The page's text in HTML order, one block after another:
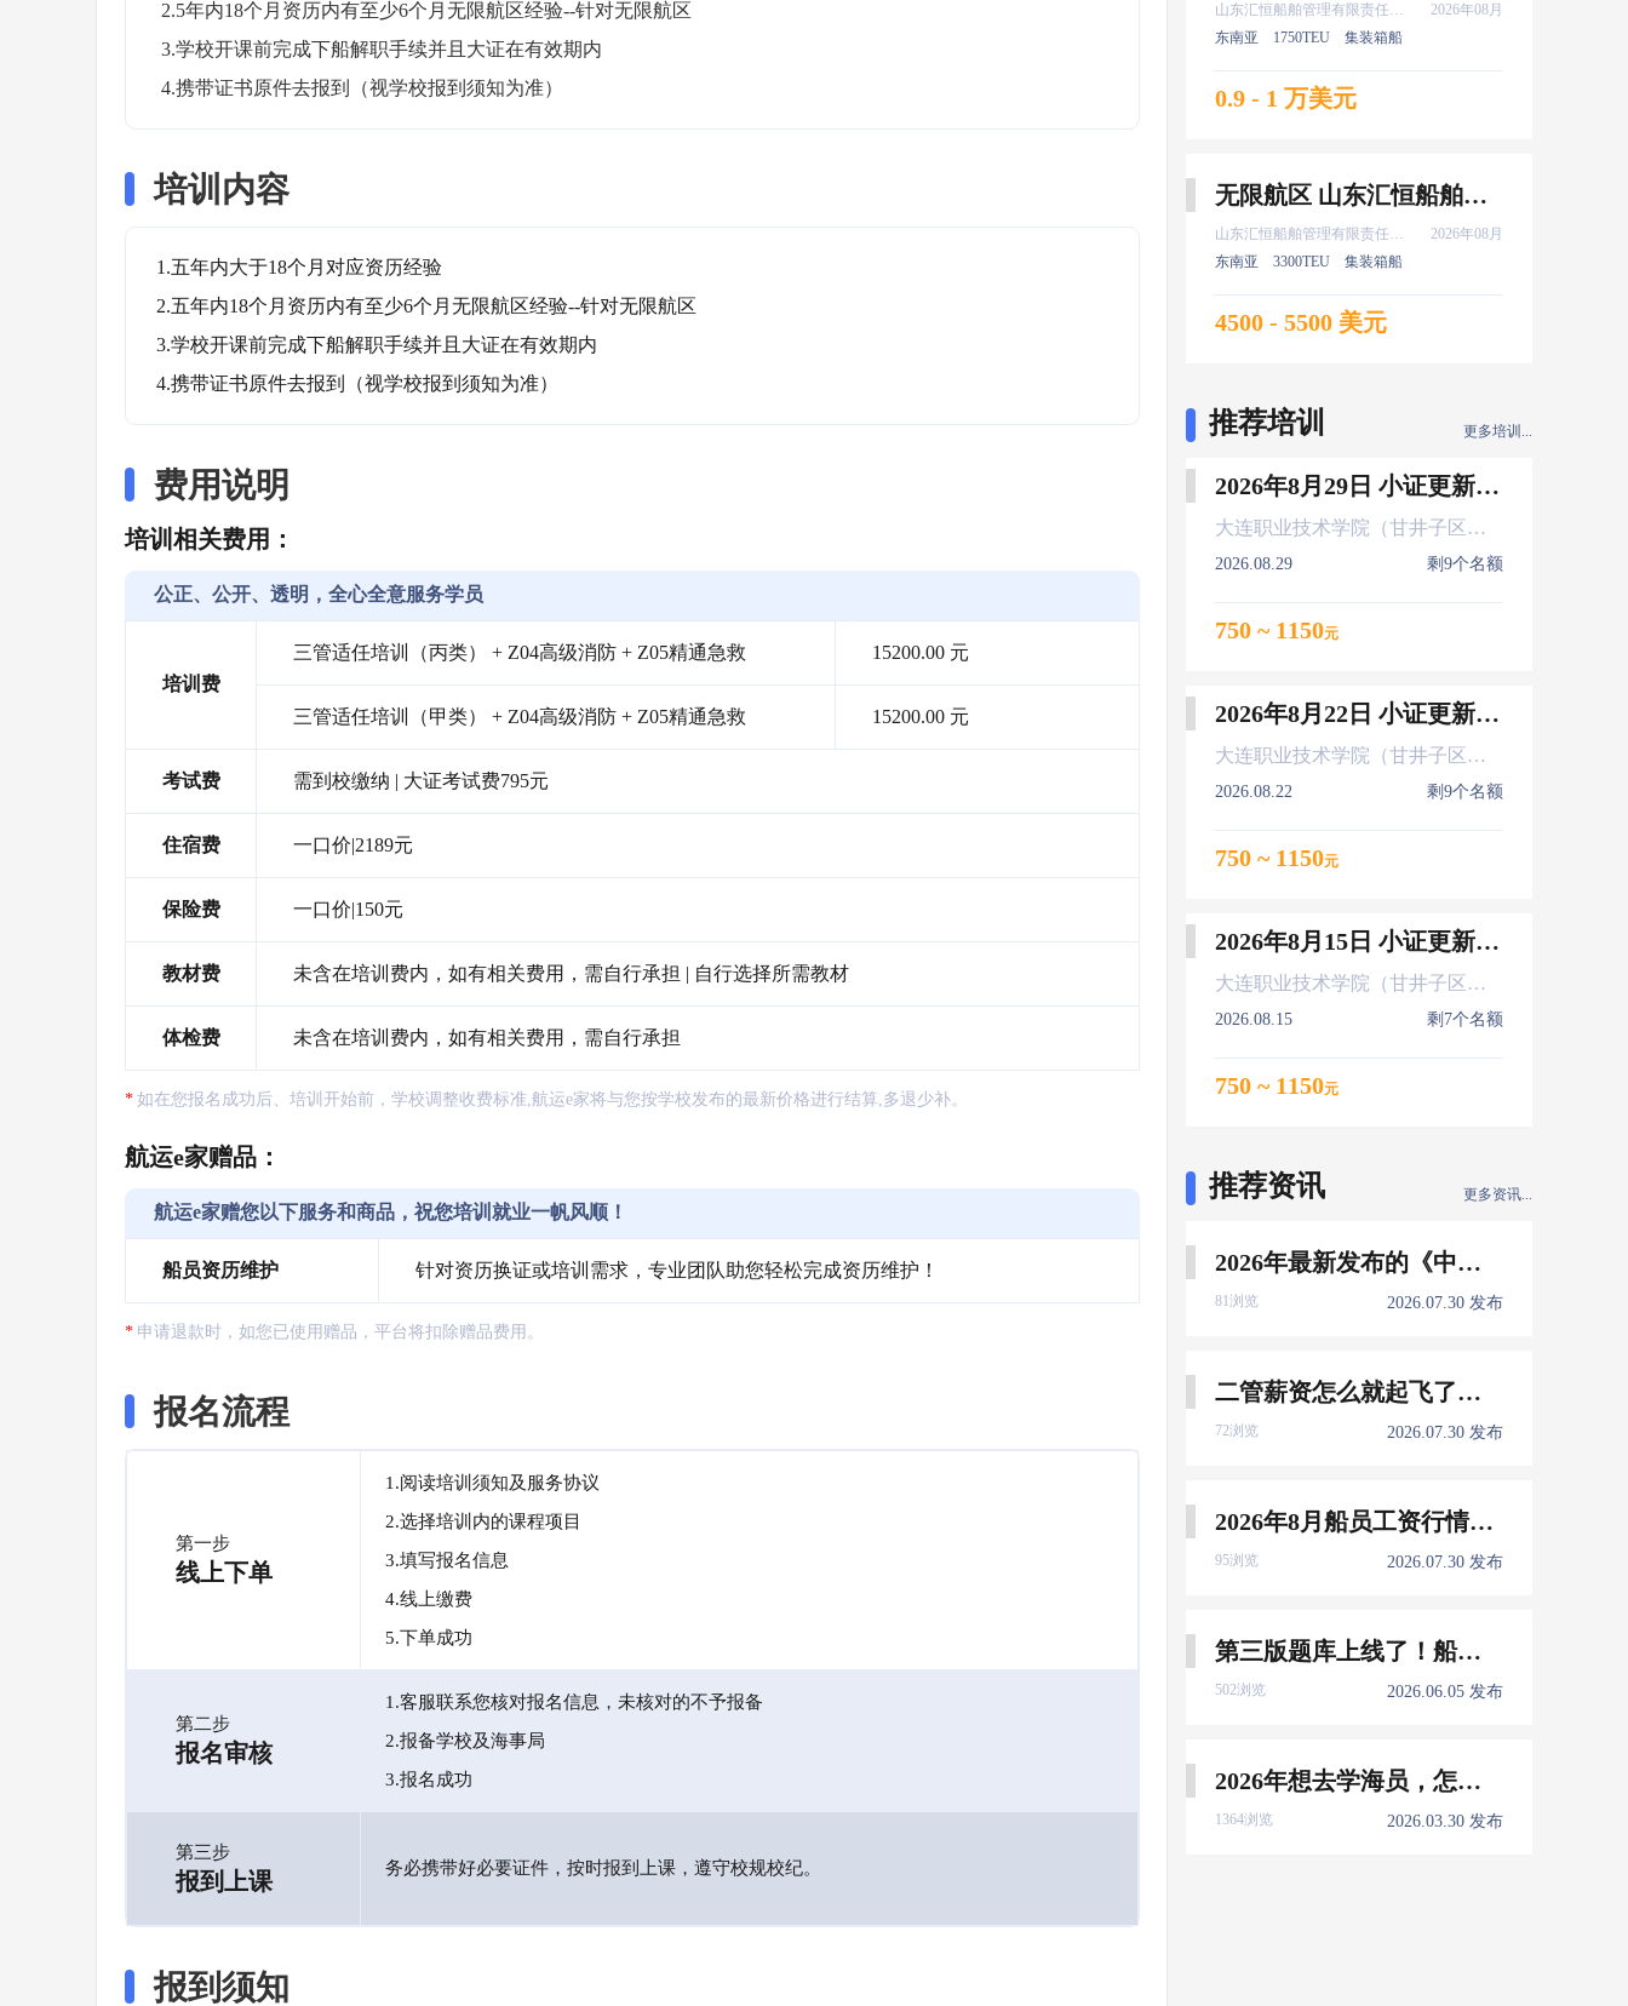
4.携带证书原件去报到（视学校报到须知为准）
培训内容
1.五年内大于18个月对应资历经验
2.五年内18个月资历内有至少6个月无限航区经验--针对无限航区
3.学校开课前完成下船解职手续并且大证在有效期内
4.携带证书原件去报到（视学校报到须知为准）
费用说明
培训相关费用：
公正、公开、透明，全心全意服务学员
培训费
三管适任培训（丙类） + Z04高级消防 + Z05精通急救 15200.00 元
三管适任培训（甲类） + Z04高级消防 + Z05精通急救 15200.00 元
考试费 需到校缴纳 | 大证考试费795元
住宿费 一口价|2189元
保险费 一口价|150元
教材费 未含在培训费内，如有相关费用，需自行承担 | 自行选择所需教材
体检费 未含在培训费内，如有相关费用，需自行承担
如在您报名成功后、培训开始前，学校调整收费标准,航运e家将与您按学校发布的最新价格进行结算,多退少补。
航运e家赠品：
航运e家赠您以下服务和商品，祝您培训就业一帆风顺！
船员资历维护 针对资历换证或培训需求，专业团队助您轻松完成资历维护！
申请退款时，如您已使用赠品，平台将扣除赠品费用。
报名流程
第一步
线上下单
1.阅读培训须知及服务协议
2.选择培训内的课程项目
3.填写报名信息
4.线上缴费
5.下单成功
第二步
报名审核
1.客服联系您核对报名信息，未核对的不予报备
2.报备学校及海事局
3.报名成功
第三步
报到上课 务必携带好必要证件，按时报到上课，遵守校规校纪。
报到须知
山东汇恒船舶管理有限责任公司
2026年08月
东南亚
1750TEU 集装箱船
0.9 - 1 万美元
无限航区 山东汇恒船舶管理有限责任公司 二副 8月上船
山东汇恒船舶管理有限责任公司
2026年08月
东南亚
3300TEU 集装箱船
4500 - 5500 美元
推荐培训 更多培训...
2026年8月29日 小证更新 Z01Z02Z04
大连职业技术学院（甘井子区大连北站）
2026.08.29 剩9个名额
750 ~ 1150元
2026年8月22日 小证更新 Z01Z02Z04
大连职业技术学院（甘井子区大连北站）
2026.08.22 剩9个名额
750 ~ 1150元
2026年8月15日 小证更新 Z01Z02Z04
大连职业技术学院（甘井子区大连北站）
2026.08.15 剩7个名额
750 ~ 1150元
推荐资讯 更多资讯...
2026年最新发布的《中国船员发展报告》，暴露了哪些信息量？
81浏览 2026.07.30 发布
二管薪资怎么就起飞了，下一个会是谁？
72浏览 2026.07.30 发布
2026年8月船员工资行情参考
95浏览 2026.07.30 发布
第三版题库上线了！船员免费刷！
502浏览 2026.06.05 发布
2026年想去学海员，怎么选择培训学校？
1364浏览 2026.03.30 发布